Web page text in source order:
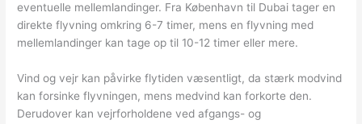
eventuelle mellemlandinger. Fra København til Dubai tager en
direkte flyvning omkring 6-7 timer, mens en flyvning med
mellemlandinger kan tage op til 10-12 timer eller mere.
Vind og vejr kan påvirke flytiden væsentligt, da stærk modvind
kan forsinke flyvningen, mens medvind kan forkorte den.
Derudover kan vejrforholdene ved afgangs- og